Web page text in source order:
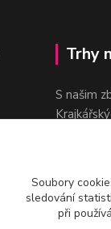
Trhy
S našim
Soubory
sledování
při